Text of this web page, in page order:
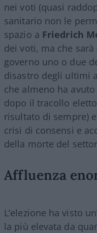
nei voti (quasi
sanitario non le
spazio a Friedrich
dei voti, ma che
governo uno o due
disastro degli ultimi
che almeno ha
dopo il tracollo
risultato di sempre)
crisi di consensi e
della morte del
Affluenza
L’elezione ha visto
la più elevata da